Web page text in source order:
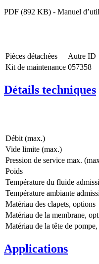
PDF (892 KB) - Manuel
Pièces détachées
Autre ID
Kit de maintenance 057358
Détails techniques
Débit (max.)
Vide limite (max.)
Pression de service max.
Poids
Température du fluide
Température ambiante
Matériau des clapets, options
Matériau de la membrane,
Matériau de la tête de
Applications